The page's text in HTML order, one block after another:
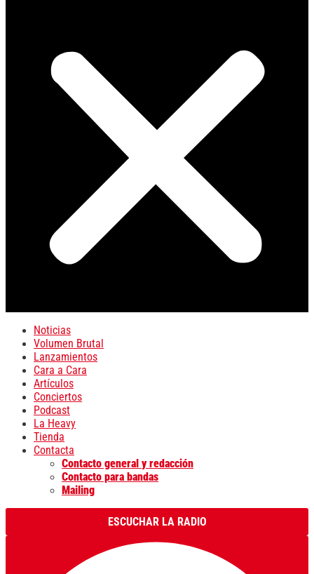
Noticias
Volumen Brutal
Lanzamientos
Cara a Cara
Artículos
Conciertos
Podcast
La Heavy
Tienda
Contacta
Contacto general y redacción
Contacto para bandas
Mailing
ESCUCHAR LA RADIO